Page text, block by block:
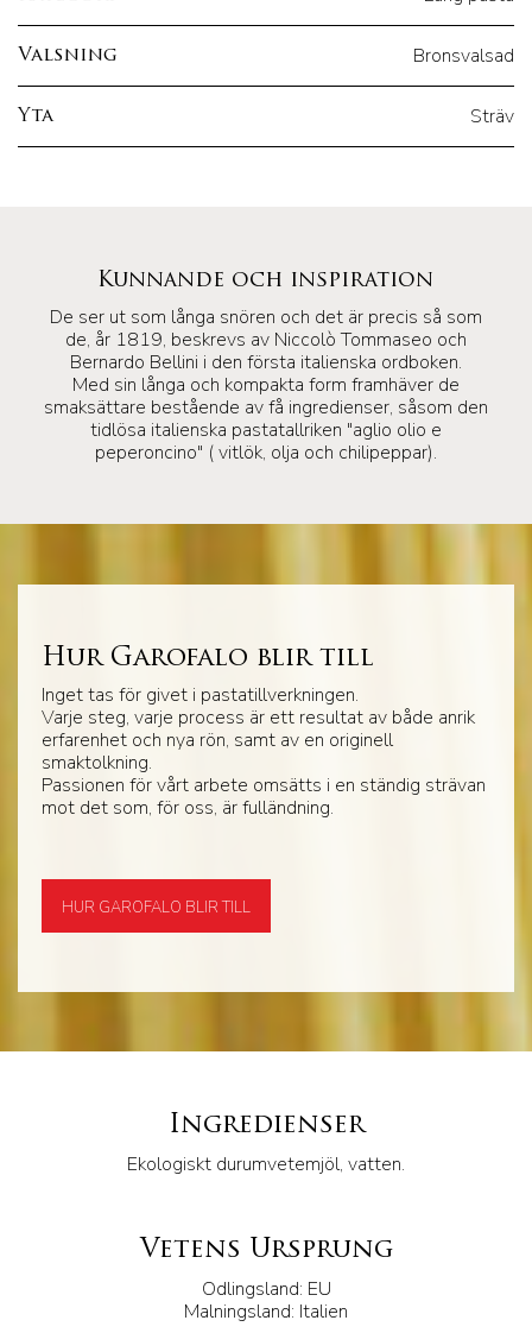
Valsning Bronsvalsad
Yta Sträv
Kunnande och inspiration
De ser ut som långa snören och det är precis så som
de, år 1819, beskrevs av Niccolò Tommaseo och
Bernardo Bellini i den första italienska ordboken.
Med sin långa och kompakta form framhäver de
smaksättare bestående av få ingredienser, såsom den
tidlösa italienska pastatallriken "aglio olio e
peperoncino" ( vitlök, olja och chilipeppar).
Hur Garofalo blir till
Inget tas för givet i pastatillverkningen.
Varje steg, varje process är ett resultat av både anrik
erfarenhet och nya rön, samt av en originell
smaktolkning.
Passionen för vårt arbete omsätts i en ständig strävan
mot det som, för oss, är fulländning.
HUR GAROFALO BLIR TILL
Ingredienser
Ekologiskt durumvetemjöl, vatten.
Vetens Ursprung
Odlingsland: EU
Malningsland: Italien